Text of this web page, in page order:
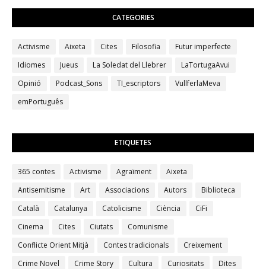
CATEGORIES
Activisme Aixeta Cites Filosofia
Futur imperfecte
Idiomes
Jueus La Soledat del Llebrer
LaTortugaAvui
Opinió
Podcast_Sons TI_escriptors
VullferlaMeva
emPortuguês
ETIQUETES
365 contes Activisme Agraïment
Aixeta
Antisemitisme
Art Associacions Autors
Biblioteca
Català
Catalunya Catolicisme Ciència
CiFi
Cinema
Cites Ciutats
Comunisme
Conflicte Orient Mitjà
Contes tradicionals
Creixement
Crime Novel
Crime Story Cultura Curiositats
Dites